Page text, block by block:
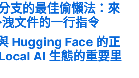
支的最佳偷懶法：來
文件的一行指令
Hugging Face 的正
AI 生態的重要里